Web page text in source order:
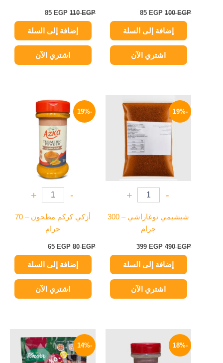
100EGP
85 EGP
إضافة إلى السلة
اشتري الآن
110EGP
85 EGP
إضافة إلى السلة
اشتري الآن
-19%
-
+
شيشيمي توغاراشي – 300
جرام
490EGP
الأصلي
هو:
490 EGP.
399 EGP
الحالي
هو:
399 EGP.
إضافة إلى السلة
اشتري الآن
-19%
-
+
أزكي كركم مطحون – 70
جرام
80EGP
السعر
الأصلي
هو:
80 EGP.
65 EGP
السعر
هو:
65 EGP.
إضافة إلى السلة
اشتري الآن
-18%
الأصلي
هو:
120 EGP.
الحالي
هو:
99 EGP.
-14%
الأصلي
هو:
21 EGP.
الحالي
هو:
18 EGP.